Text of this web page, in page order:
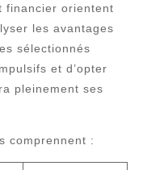
financier orientent
les avantages
sélectionnés
et d’opter
pleinement ses
comprennent :